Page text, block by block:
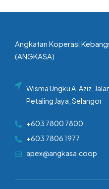
Angkatan Koperasi
(ANGKASA)
Wisma Ungku A. Aziz,
Petaling Jaya, Selangor
+603 7800 7800
+603 7806 1977
apex@angkasa.coop